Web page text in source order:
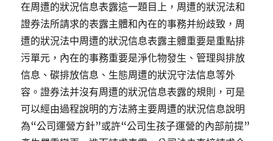
在周遭的狀況信息表露這一題目上，周遭的狀況法和
證券法所請求的表露主體和內在的事務并紛歧致，周
遭的狀況法中周遭的狀況信息表露主體重要是重點排
污單元，內在的事務重要是淨化物發生、管理與排放
信息、碳排放信息、生態周遭的狀況守法信息等外
容。證券法并沒有周遭的狀況信息表露的規則，可是
可以經由過程說明的方法將主要周遭的狀況信息說明
為“公司運營方針”或許“公司生孩子運營的內部前提”